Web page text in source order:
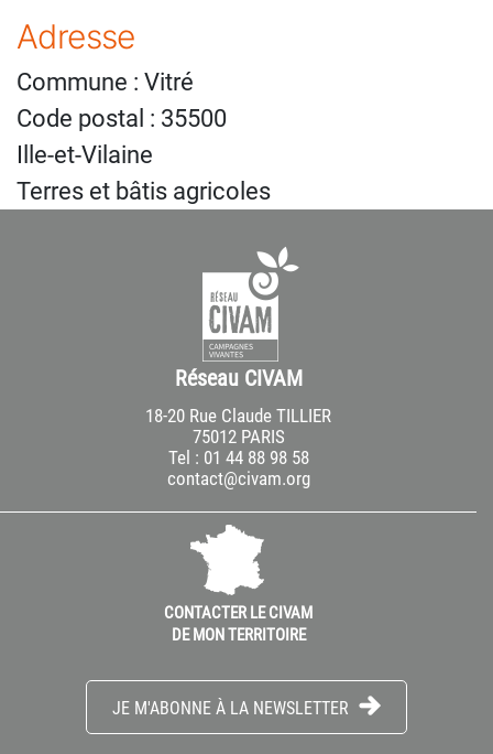
Adresse
Commune : Vitré
Code postal : 35500
Ille-et-Vilaine
Terres et bâtis agricoles
Réseau CIVAM
18-20 Rue Claude TILLIER
75012 PARIS
Tel : 01 44 88 98 58
contact@civam.org
CONTACTER LE CIVAM
DE MON TERRITOIRE
JE M'ABONNE À LA NEWSLETTER